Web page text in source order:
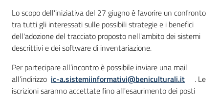
Lo scopo dell’iniziativa del 27 giugno è favorire un confronto
tra tutti gli interessati sulle possibili strategie e i benefici
dell'adozione del tracciato proposto nell'ambito dei sistemi
descrittivi e dei software di inventariazione.
Per partecipare all’incontro è possibile inviare una mail
all’indirizzo ic-a.sistemiinformativi@beniculturali.it
. Le
iscrizioni saranno accettate fino all'esaurimento dei posti